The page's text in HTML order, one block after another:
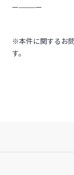
—————
※本件に関するお
す。